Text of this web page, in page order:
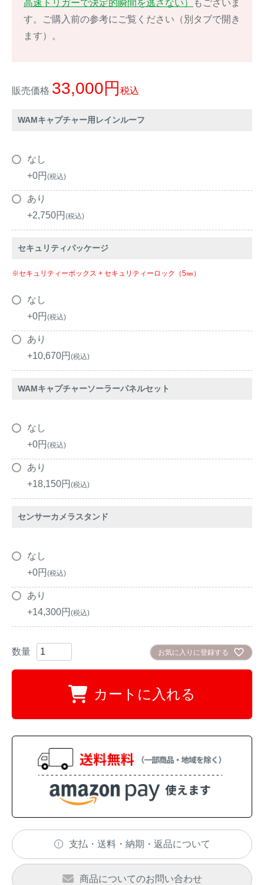
高速トリガーで決定的瞬間を逃さない）
もございま
す。ご購入前の参考にご覧ください（別タブで開き
ます）。
販売価格 33,000 税込
WAMキャプチャー用レインルーフ
なし
+0 税込
あり
+2,750 税込
セキュリティパッケージ
※セキュリティーボックス + セキュリティーロック（5㎜）
なし
+0 税込
あり
+10,670 税込
WAMキャプチャーソーラーパネルセット
なし
+0 税込
あり
+18,150 税込
センサーカメラスタンド
なし
+0 税込
あり
+14,300 税込
お気に入りに登録する
カートに入れる
支払・送料・納期・返品について
商品についてのお問い合わせ
ハクビシン対策